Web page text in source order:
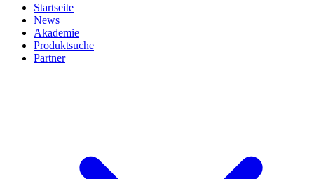
Startseite
News
Akademie
Produktsuche
Partner